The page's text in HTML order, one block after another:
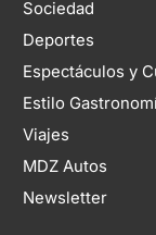
Sociedad
Deportes
Espectáculos y
Estilo
Viajes
MDZ Autos
Newsletter